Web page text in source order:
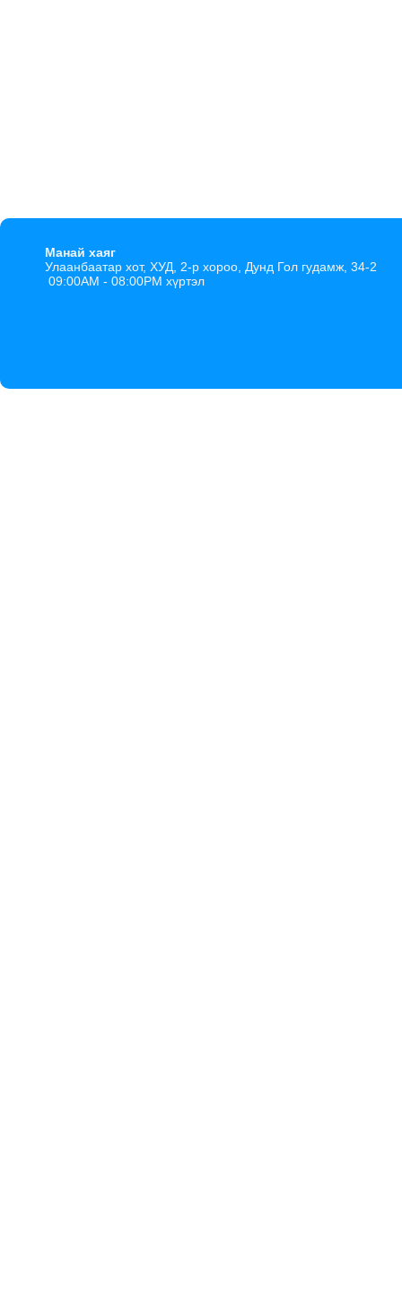
Манай хаяг
Улаанбаатар хот, ХУД, 2-р хороо, Дунд Гол гудамж, 34-2
09:00AM - 08:00PM хүртэл